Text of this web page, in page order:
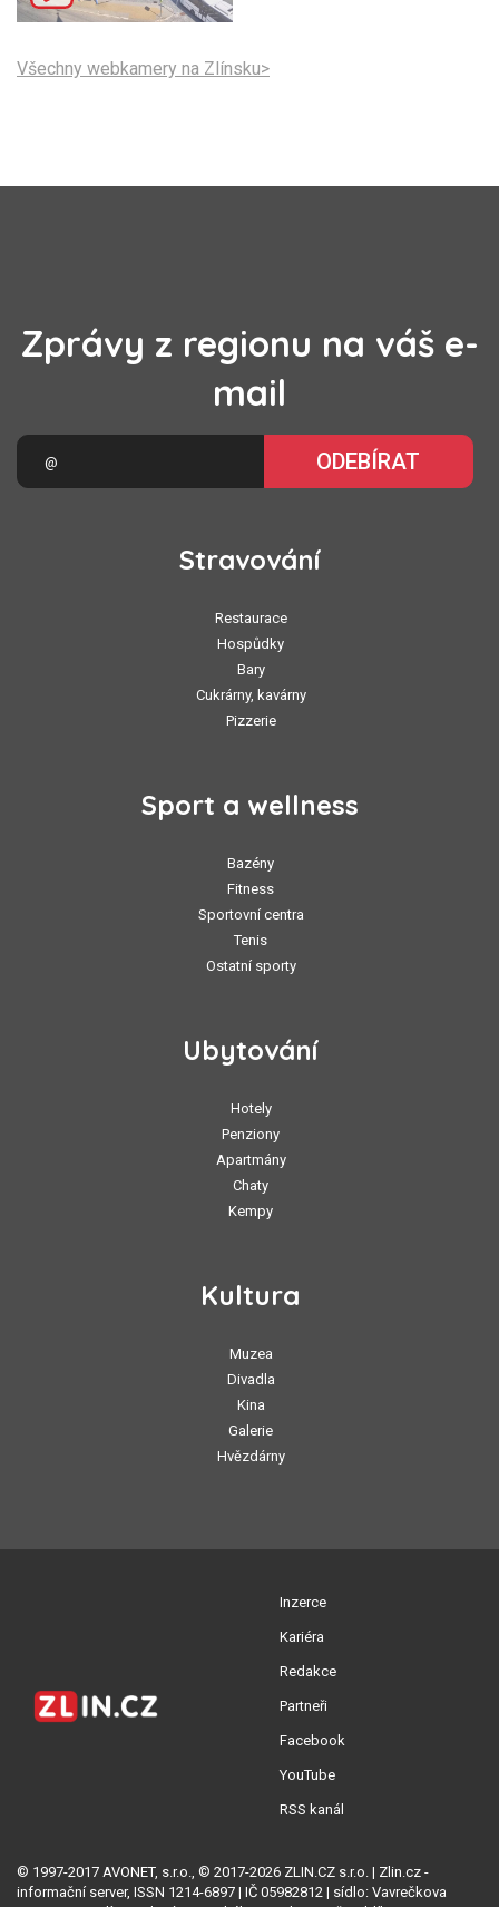
Všechny webkamery na Zlínsku>
Zprávy z regionu na váš e-
mail
ODEBÍRAT
Stravování
Restaurace
Hospůdky
Bary
Cukrárny, kavárny
Pizzerie
Sport a wellness
Bazény
Fitness
Sportovní centra
Tenis
Ostatní sporty
Ubytování
Hotely
Penziony
Apartmány
Chaty
Kempy
Kultura
Muzea
Divadla
Kina
Galerie
Hvězdárny
Inzerce
Kariéra
Redakce
Partneři
Facebook
YouTube
RSS kanál
© 1997-2017 AVONET, s.r.o., © 2017-2026 ZLIN.CZ s.r.o. | Zlin.cz -
informační server, ISSN 1214-6897 | IČ 05982812 | sídlo: Vavrečkova